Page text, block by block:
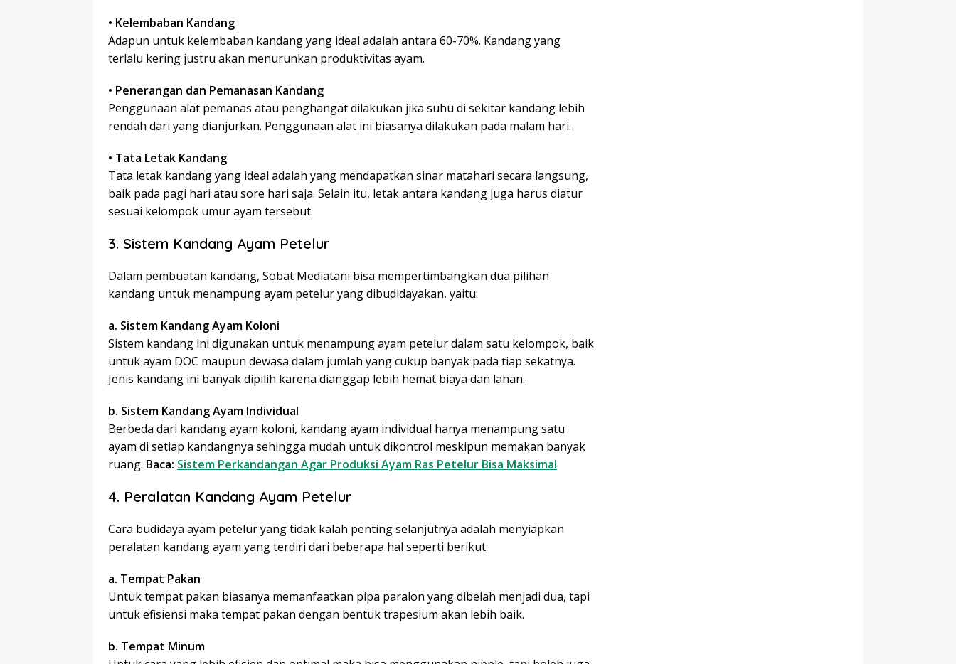
• Kelembaban Kandang
Adapun untuk kelembaban kandang yang ideal adalah antara 60-70%. Kandang yang
terlalu kering justru akan menurunkan produktivitas ayam.
• Penerangan dan Pemanasan Kandang
Penggunaan alat pemanas atau penghangat dilakukan jika suhu di sekitar kandang lebih
rendah dari yang dianjurkan. Penggunaan alat ini biasanya dilakukan pada malam hari.
• Tata Letak Kandang
Tata letak kandang yang ideal adalah yang mendapatkan sinar matahari secara langsung,
baik pada pagi hari atau sore hari saja. Selain itu, letak antara kandang juga harus diatur
sesuai kelompok umur ayam tersebut.
3. Sistem Kandang Ayam Petelur
Dalam pembuatan kandang, Sobat Mediatani bisa mempertimbangkan dua pilihan
kandang untuk menampung ayam petelur yang dibudidayakan, yaitu:
a. Sistem Kandang Ayam Koloni
Sistem kandang ini digunakan untuk menampung ayam petelur dalam satu kelompok, baik
untuk ayam DOC maupun dewasa dalam jumlah yang cukup banyak pada tiap sekatnya.
Jenis kandang ini banyak dipilih karena dianggap lebih hemat biaya dan lahan.
b. Sistem Kandang Ayam Individual
Berbeda dari kandang ayam koloni, kandang ayam individual hanya menampung satu
ayam di setiap kandangnya sehingga mudah untuk dikontrol meskipun memakan banyak
ruang. Baca: Sistem Perkandangan Agar Produksi Ayam Ras Petelur Bisa Maksimal
4. Peralatan Kandang Ayam Petelur
Cara budidaya ayam petelur yang tidak kalah penting selanjutnya adalah menyiapkan
peralatan kandang ayam yang terdiri dari beberapa hal seperti berikut:
a. Tempat Pakan
Untuk tempat pakan biasanya memanfaatkan pipa paralon yang dibelah menjadi dua, tapi
untuk efisiensi maka tempat pakan dengan bentuk trapesium akan lebih baik.
b. Tempat Minum